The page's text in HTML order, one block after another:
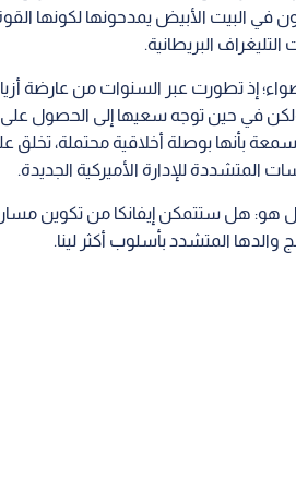
غير الرسمية أثناء وجودها في ردهات